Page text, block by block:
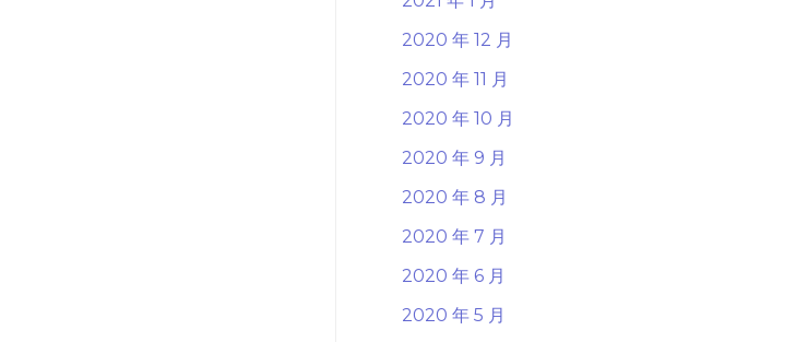
2020 年 12 月
2020 年 11 月
2020 年 10 月
2020 年 9 月
2020 年 8 月
2020 年 7 月
2020 年 6 月
2020 年 5 月